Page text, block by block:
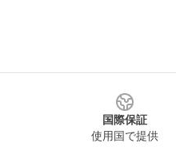
国際保証
使用国で提供